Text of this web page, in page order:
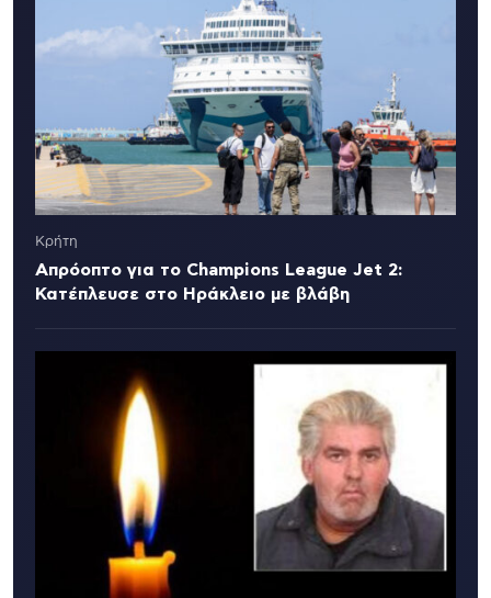
Κρήτη
Απρόοπτο για το Champions League Jet 2:
Κατέπλευσε στο Ηράκλειο με βλάβη